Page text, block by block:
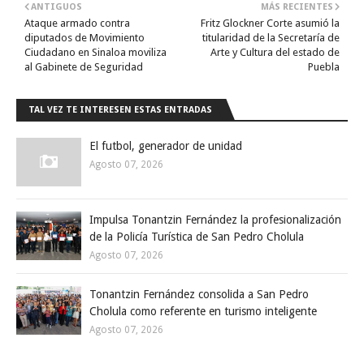
MÁS RECIENTES
Fritz Glockner Corte asumió la
titularidad de la Secretaría de
Arte y Cultura del estado de
Puebla
ANTIGUOS
Ataque armado contra
diputados de Movimiento
Ciudadano en Sinaloa moviliza
al Gabinete de Seguridad
TAL VEZ TE INTERESEN ESTAS ENTRADAS
El futbol, generador de unidad
Agosto 07, 2026
Impulsa Tonantzin Fernández la profesionalización
de la Policía Turística de San Pedro Cholula
Agosto 07, 2026
Tonantzin Fernández consolida a San Pedro
Cholula como referente en turismo inteligente
Agosto 07, 2026